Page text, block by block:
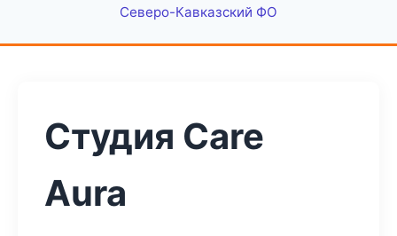
Северо-Кавказский ФО
Студия Care
Aura